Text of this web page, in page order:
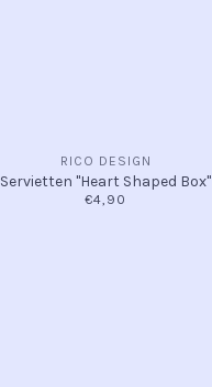
RICO DESIGN
Servietten "Heart Shaped Box"
€4,90